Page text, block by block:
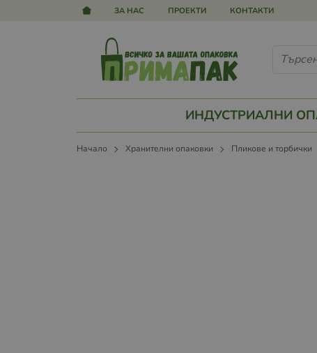
ЗА НАС ПРОЕКТИ КОНТАКТИ
ИНДУСТРИАЛНИ
Начало Хранителни опаковки Пликове и торбички